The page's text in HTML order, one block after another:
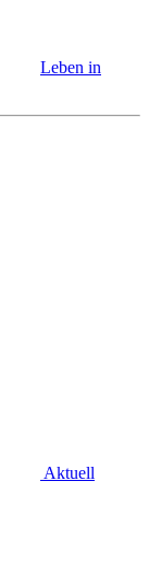
Leben in
Aktuell